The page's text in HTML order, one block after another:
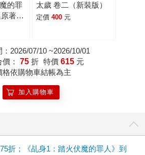
的罪
著小
太歲 卷二（新裝版）
定價 400 元
2026/07/10 ~2026/10/01
： 75 折 特價 615 元
依購物車結帳為主
加入購物車
折；《乩身1：踏火伏魔的罪人》到